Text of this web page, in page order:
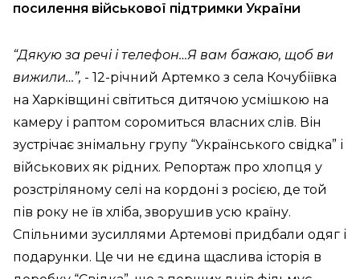
посилення військової підтримки України
“Дякую за речі і телефон…Я вам бажаю, щоб ви
вижили…”, - 12-річний Артемко з села Кочубіївка
на Харківщині світиться дитячою усмішкою на
камеру і раптом соромиться власних слів. Він
зустрічає знімальну групу “Українського свідка” і
військових як рідних. Репортаж про хлопця у
розстріляному селі на кордоні з росією, де той
пів року не їв хліба, зворушив усю країну.
Спільними зусиллями Артемові придбали одяг і
подарунки. Це чи не єдина щаслива історія в